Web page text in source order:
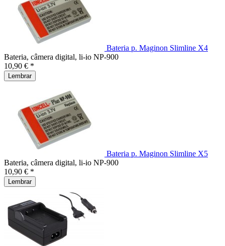
Bateria p. Maginon Slimline X4
Bateria, câmera digital, li-io NP-900
10,90 € *
Lembrar
Bateria p. Maginon Slimline X5
Bateria, câmera digital, li-io NP-900
10,90 € *
Lembrar